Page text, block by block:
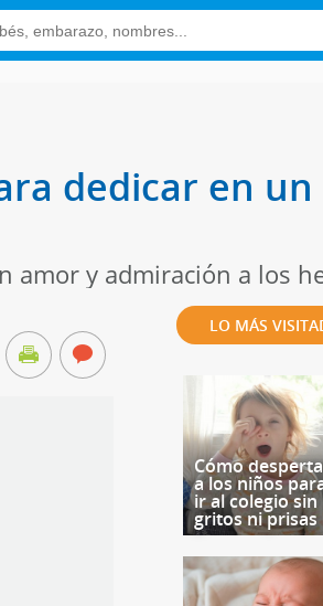
dedicar en un
amor y admiración a los
LO MÁS
Cómo
a los niños
ir al colegio sin
gritos ni prisas